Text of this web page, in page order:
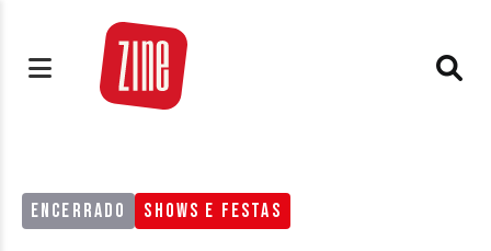
ENCERRADO SHOWS E FESTAS